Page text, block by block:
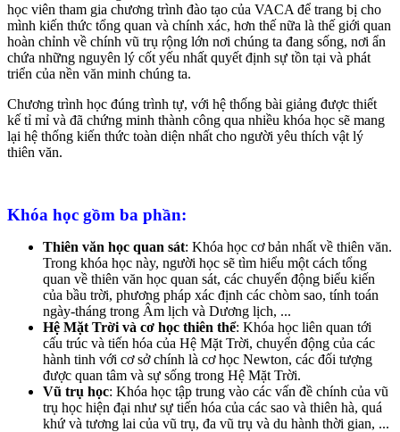
học viên tham gia chương trình đào tạo của VACA để trang bị cho
mình kiến thức tổng quan và chính xác, hơn thế nữa là thế giới quan
hoàn chỉnh về chính vũ trụ rộng lớn nơi chúng ta đang sống, nơi ẩn
chứa những nguyên lý cốt yếu nhất quyết định sự tồn tại và phát
triển của nền văn minh chúng ta.
Chương trình học đúng trình tự, với hệ thống bài giảng được thiết
kế tỉ mỉ và đã chứng minh thành công qua nhiều khóa học sẽ mang
lại hệ thống kiến thức toàn diện nhất cho người yêu thích vật lý
thiên văn.
Khóa học gồm ba phần:
Thiên văn học quan sát: Khóa học cơ bản nhất về thiên văn.
Trong khóa học này, người học sẽ tìm hiểu một cách tổng
quan về thiên văn học quan sát, các chuyển động biểu kiến
của bầu trời, phương pháp xác định các chòm sao, tính toán
ngày-tháng trong Âm lịch và Dương lịch, ...
Hệ Mặt Trời và cơ học thiên thể: Khóa học liên quan tới
cấu trúc và tiến hóa của Hệ Mặt Trời, chuyển động của các
hành tinh với cơ sở chính là cơ học Newton, các đối tượng
được quan tâm và sự sống trong Hệ Mặt Trời.
Vũ trụ học: Khóa học tập trung vào các vấn đề chính của vũ
trụ học hiện đại như sự tiến hóa của các sao và thiên hà, quá
khứ và tương lai của vũ trụ, đa vũ trụ và du hành thời gian, ...